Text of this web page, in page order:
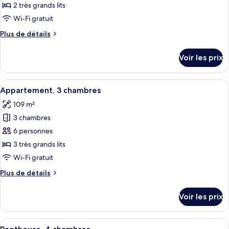
ce
type
chambre :
chambres
2 très grands lits
Wi-Fi gratuit
Plus de détails
Plus
le
type
de
chambre
Appartement,
2
chambres
Voir les prix
Afficher
toutes
les
photos
pour
ce
type
chambre :
chambres
Un salon moderne avec un grand
39
Appartement, 3 chambres
109 m²
3 chambres
6 personnes
3 très grands lits
Wi-Fi gratuit
Plus de détails
Plus
le
type
Voir les prix
Afficher
Une chambre d’hôtel moderne,